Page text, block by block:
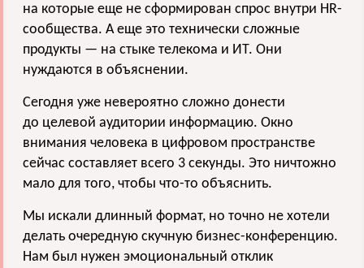
на которые еще не сформирован спрос внутри HR-
сообщества. А еще это технически сложные
продукты — на стыке телекома и ИТ. Они
нуждаются в объяснении.
Сегодня уже невероятно сложно донести
до целевой аудитории информацию. Окно
внимания человека в цифровом пространстве
сейчас составляет всего 3 секунды. Это ничтожно
мало для того, чтобы что-то объяснить.
Мы искали длинный формат, но точно не хотели
делать очередную скучную бизнес-конференцию.
Нам был нужен эмоциональный отклик